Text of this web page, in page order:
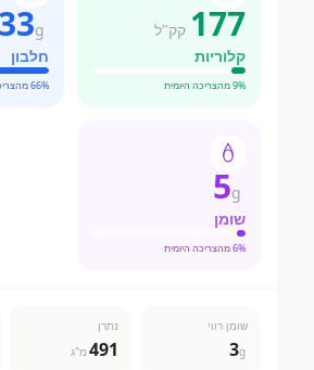
177 קק"ל
קלוריות
9% מהצריכה היומית
33g
חלבון
66% מהצריכה היומית
5g
שומן
6% מהצריכה היומית
שומן רווי
3g
נתרן
491 מ"ג